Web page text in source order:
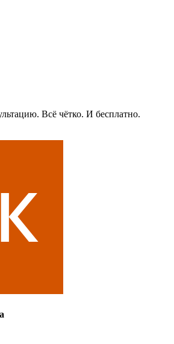
Всё чётко. И бесплатно.